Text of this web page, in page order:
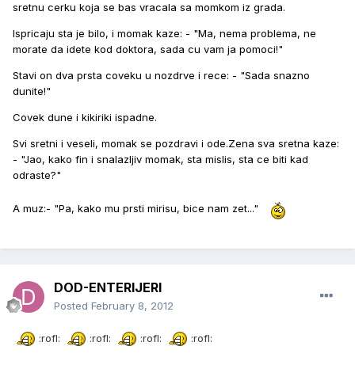
sretnu cerku koja se bas vracala sa momkom iz grada.
Ispricaju sta je bilo, i momak kaze: - "Ma, nema problema, ne
morate da idete kod doktora, sada cu vam ja pomoci!"
Stavi on dva prsta coveku u nozdrve i rece: - "Sada snazno
dunite!"
Covek dune i kikiriki ispadne.
Svi sretni i veseli, momak se pozdravi i ode.Zena sva sretna kaze:
- "Jao, kako fin i snalazljiv momak, sta mislis, sta ce biti kad
odraste?"
A muz:- "Pa, kako mu prsti mirisu, bice nam zet..."
DOD-ENTERIJERI
Posted February 8, 2012
:rofl: :rofl: :rofl: :rofl: